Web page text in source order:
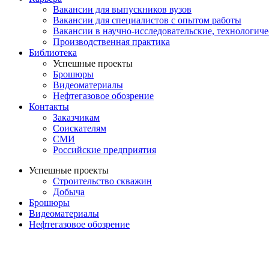
Вакансии для выпускников вузов
Вакансии для специалистов с опытом работы
Вакансии в научно-исследовательские,
Производственная практика
Библиотека
Успешные проекты
Брошюры
Видеоматериалы
Нефтегазовое обозрение
Контакты
Заказчикам
Соискателям
СМИ
Российские предприятия
Успешные проекты
Строительство скважин
Добыча
Брошюры
Видеоматериалы
Нефтегазовое обозрение